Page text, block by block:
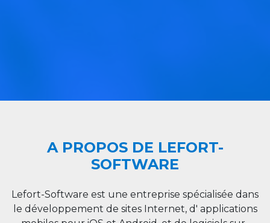
A PROPOS DE LEFORT-
SOFTWARE
Lefort-Software est une entreprise spécialisée dans
le développement de sites Internet, d' applications